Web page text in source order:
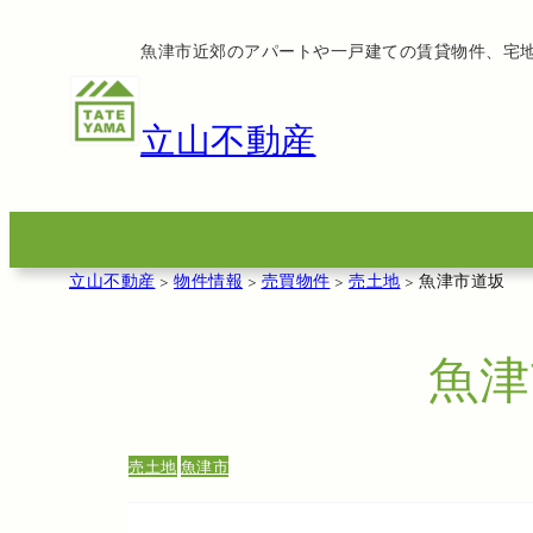
プ
魚津市近郊のアパートや一戸建ての賃貸物件、宅
立山不動産
立山不動産>物件情報>売買物件>売土地>魚津市道坂
魚
売土地 魚津市